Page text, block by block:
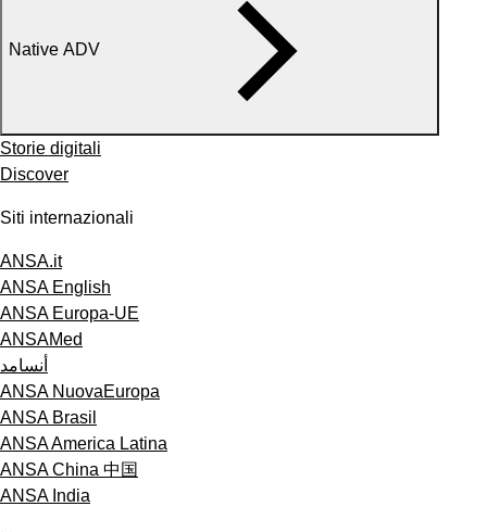
Native ADV
Storie digitali
Discover
Siti internazionali
ANSA.it
ANSA English
ANSA Europa-UE
ANSAMed
أنسامد
ANSA NuovaEuropa
ANSA Brasil
ANSA America Latina
ANSA China 中国
ANSA India